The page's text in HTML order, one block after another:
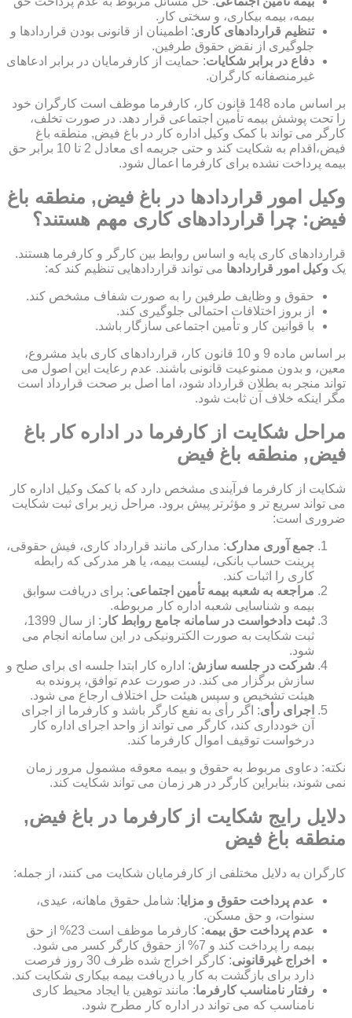
بیمه، بیمه بیکاری، و سختی کار.
تنظیم قراردادهای کاری: اطمینان از قانونی بودن قراردادها و
جلوگیری از نقض حقوق طرفین.
دفاع در برابر شکایات: حمایت از کارفرمایان در برابر ادعاهای
غیرمنصفانه کارگران.
بر اساس ماده 148 قانون کار، کارفرما موظف است کارگران خود
را تحت پوشش بیمه تأمین اجتماعی قرار دهد. در صورت تخلف،
کارگر می تواند با کمک وکیل اداره کار در باغ فیض, منطقه باغ
فیض،اقدام به شکایت کند و حتی جریمه ای معادل 2 تا 10 برابر حق
بیمه پرداخت نشده برای کارفرما اعمال شود.
وکیل امور قراردادها در باغ فیض, منطقه باغ
فیض: چرا قراردادهای کاری مهم هستند؟
قراردادهای کاری پایه و اساس روابط بین کارگر و کارفرما هستند.
یک وکیل امور قراردادها می تواند قراردادهایی تنظیم کند که:
حقوق و وظایف طرفین را به صورت شفاف مشخص کند.
از بروز اختلافات احتمالی جلوگیری کند.
با قوانین کار و تأمین اجتماعی سازگار باشد.
بر اساس ماده 9 و 10 قانون کار، قراردادهای کاری باید مشروع،
معین، و بدون ممنوعیت قانونی باشند. عدم رعایت این اصول می
تواند منجر به بطلان قرارداد شود، اما اصل بر صحت قرارداد است
مگر اینکه خلاف آن ثابت شود.
مراحل شکایت از کارفرما در اداره کار باغ
فیض, منطقه باغ فیض
شکایت از کارفرما فرآیندی مشخص دارد که با کمک وکیل اداره کار
می تواند سریع تر و مؤثرتر پیش برود. مراحل زیر برای ثبت شکایت
ضروری است:
جمع آوری مدارک: مدارکی مانند قرارداد کاری، فیش حقوقی،
پرینت حساب بانکی، لیست بیمه، یا هر مدرکی که رابطه
کاری را اثبات کند.
مراجعه به شعبه بیمه تأمین اجتماعی: برای دریافت سوابق
بیمه و شناسایی شعبه اداره کار مربوطه.
ثبت دادخواست در سامانه جامع روابط کار
: از سال 1399،
ثبت شکایت به صورت الکترونیکی در این سامانه انجام می
شود.
شرکت در جلسه سازش: اداره کار ابتدا جلسه ای برای صلح و
سازش برگزار می کند. در صورت عدم توافق، پرونده به
هیئت تشخیص و سپس هیئت حل اختلاف ارجاع می شود.
اجرای رأی: اگر رأی به نفع کارگر باشد و کارفرما از اجرای
آن خودداری کند، کارگر می تواند از واحد اجرای اداره کار
درخواست توقیف اموال کارفرما کند.
نکته: دعاوی مربوط به حقوق و بیمه معوقه مشمول مرور زمان
نمی شوند، بنابراین کارگر در هر زمان می تواند شکایت کند.
دلایل رایج شکایت از کارفرما در باغ فیض,
منطقه باغ فیض
کارگران به دلایل مختلفی از کارفرمایان شکایت می کنند، از جمله:
عدم پرداخت حقوق و مزایا: شامل حقوق ماهانه، عیدی،
سنوات، و حق مسکن.
عدم پرداخت حق بیمه
: کارفرما موظف است 23% از حق
بیمه را پرداخت کند و 7% از حقوق کارگر کسر می شود.
اخراج غیرقانونی
: کارگر اخراج شده ظرف 30 روز فرصت
دارد برای بازگشت به کار یا دریافت بیمه بیکاری شکایت کند.
رفتار نامناسب کارفرما: مانند توهین یا ایجاد محیط کاری
نامناسب که می تواند در اداره کار مطرح شود.